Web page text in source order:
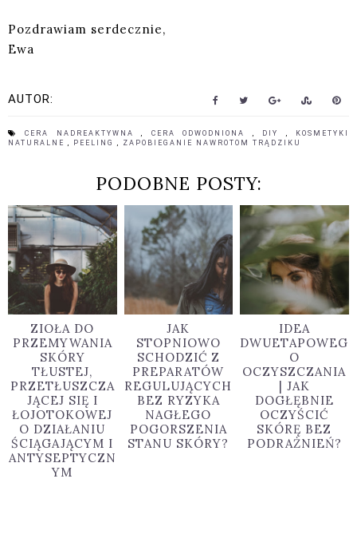
Pozdrawiam serdecznie,
Ewa
AUTOR:
CERA NADREAKTYWNA CERA ODWODNIONA DIY
KOSMETYKI
NATURALNE
PEELING ZAPOBIEGANIE NAWROTOM TRĄDZIKU
PODOBNE POSTY:
ZIOŁA DO
PRZEMYWANIA
SKÓRY
TŁUSTEJ,
PRZETŁUSZCZA
JĄCEJ SIĘ I
ŁOJOTOKOWEJ
O DZIAŁANIU
ŚCIĄGAJĄCYM I
ANTYSEPTYCZN
YM
JAK
STOPNIOWO
SCHODZIĆ Z
PREPARATÓW
REGULUJĄCYCH
BEZ RYZYKA
NAGŁEGO
POGORSZENIA
STANU SKÓRY?
IDEA
DWUETAPOWEG
O
OCZYSZCZANIA
| JAK
DOGŁĘBNIE
OCZYŚCIĆ
SKÓRĘ BEZ
PODRAŻNIEŃ?